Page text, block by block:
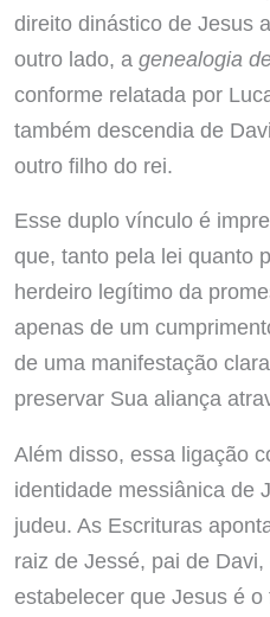
direito dinástico de Jesus
outro lado, a genealogia
conforme relatada por
também descendia de
outro filho do rei.
Esse duplo vínculo é
que, tanto pela lei quanto
herdeiro legítimo da
apenas de um
de uma manifestação
preservar Sua aliança
Além disso, essa ligação
identidade messiânica de
judeu. As Escrituras
raiz de Jessé, pai de
estabelecer que Jesus é